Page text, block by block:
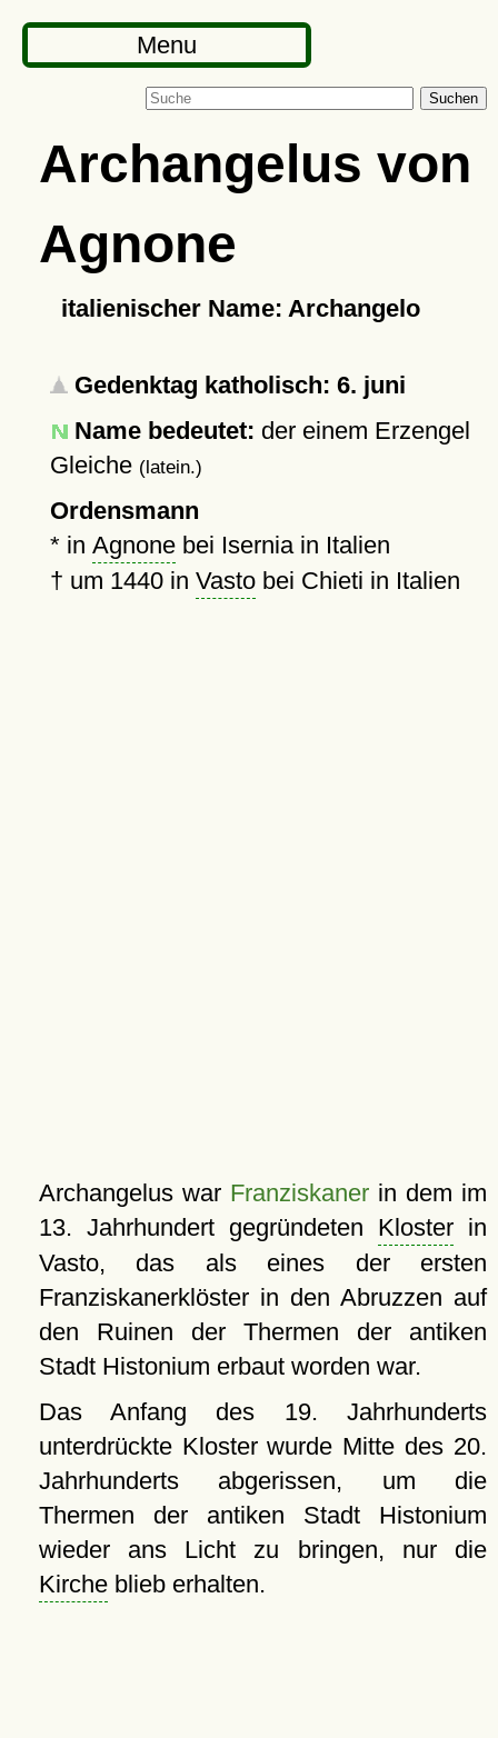
Menu
Suchen
Archangelus von
Agnone
italienischer Name: Archangelo
Gedenktag katholisch: 6. juni
Name bedeutet: der einem Erzengel
Gleiche (latein.)
Ordensmann
* in Agnonebei Isernia in Italien
† um 1440in Vastobei Chieti in Italien
Archangelus war Franziskanerin dem im
13. Jahrhundert gegründeten Klosterin
Vasto, das als eines der ersten
Franziskanerklöster in den Abruzzen auf
den Ruinen der Thermen der antiken
Stadt Histonium erbaut worden war.
Das Anfang des 19. Jahrhunderts
unterdrückte Kloster wurde Mitte des 20.
Jahrhunderts abgerissen, um die
Thermen der antiken Stadt Histonium
wieder ans Licht zu bringen, nur die
Kircheblieb erhalten.